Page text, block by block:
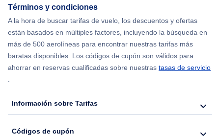
Flights from Nueva York to Hong Kong
Flights from Nueva York to Seúl
Términos y condiciones
A la hora de buscar tarifas de vuelo, los descuentos y ofertas
están basados en múltiples factores, incluyendo la búsqueda en
más de 500 aerolíneas para encontrar nuestras tarifas más
baratas disponibles. Los códigos de cupón son válidos para
ahorrar en reservas cualificadas sobre nuestras tasas de servicio
.
Información sobre Tarifas
Códigos de cupón